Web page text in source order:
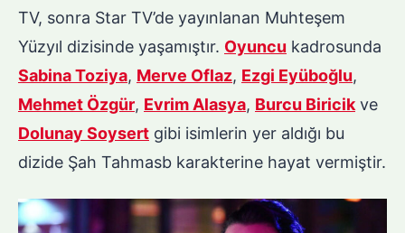
TV, sonra Star TV’de yayınlanan Muhteşem
Yüzyıl dizisinde yaşamıştır. Oyuncu kadrosunda
Sabina Toziya, Merve Oflaz, Ezgi Eyüboğlu,
Mehmet Özgür, Evrim Alasya, Burcu Biricikve
Dolunay Soysert gibi isimlerin yer aldığı bu
dizide Şah Tahmasb karakterine hayat vermiştir.